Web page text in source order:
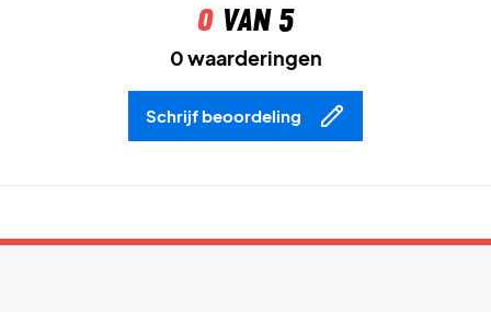
0van 5
0 waarderingen
Schrijf beoordeling